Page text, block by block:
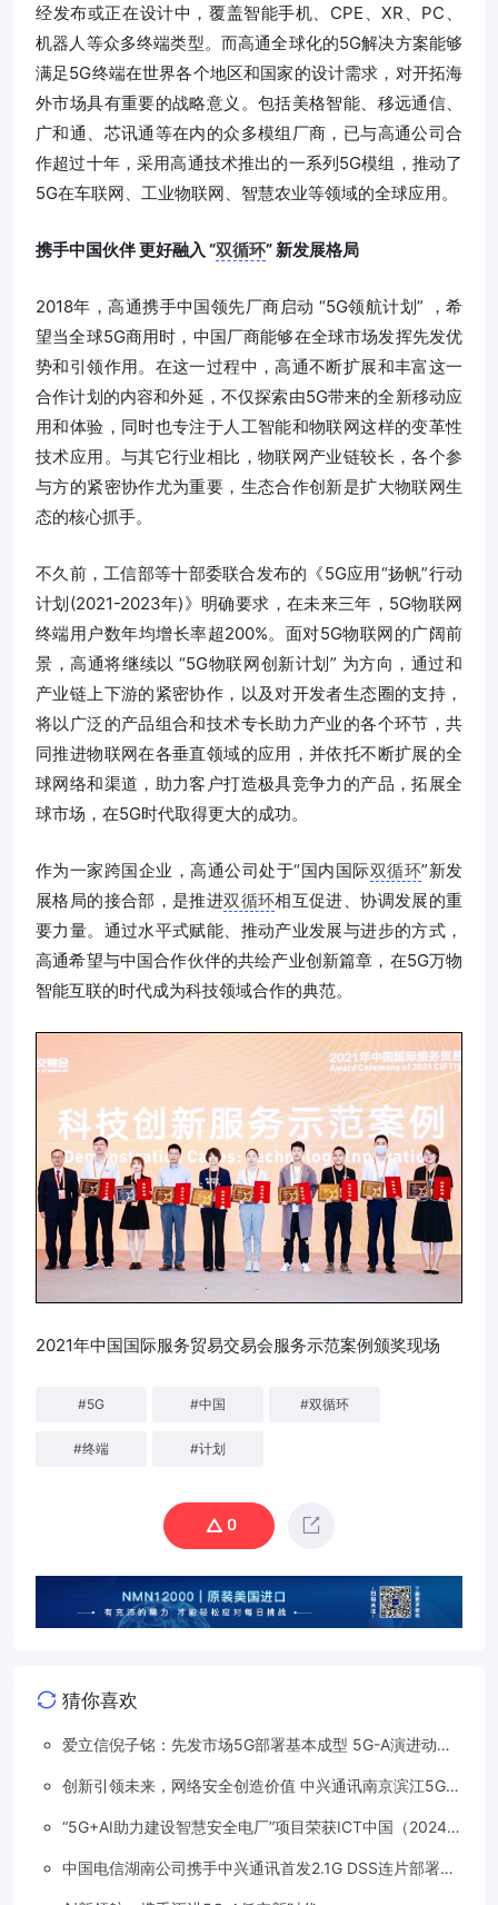
经发布或正在设计中，覆盖智能手机、CPE、XR、PC、
机器人等众多终端类型。而高通全球化的5G解决方案能够
满足5G终端在世界各个地区和国家的设计需求，对开拓海
外市场具有重要的战略意义。包括美格智能、移远通信、
广和通、芯讯通等在内的众多模组厂商，已与高通公司合
作超过十年，采用高通技术推出的一系列5G模组，推动了
5G在车联网、工业物联网、智慧农业等领域的全球应用。
携手中国伙伴 更好融入 “双循环” 新发展格局
2018年，高通携手中国领先厂商启动 “5G领航计划” ，希
望当全球5G商用时，中国厂商能够在全球市场发挥先发优
势和引领作用。在这一过程中，高通不断扩展和丰富这一
合作计划的内容和外延，不仅探索由5G带来的全新移动应
用和体验，同时也专注于人工智能和物联网这样的变革性
技术应用。与其它行业相比，物联网产业链较长，各个参
与方的紧密协作尤为重要，生态合作创新是扩大物联网生
态的核心抓手。
不久前，工信部等十部委联合发布的《5G应用“扬帆”行动
计划(2021-2023年)》明确要求，在未来三年，5G物联网
终端用户数年均增长率超200%。面对5G物联网的广阔前
景，高通将继续以 “5G物联网创新计划” 为方向，通过和
产业链上下游的紧密协作，以及对开发者生态圈的支持，
将以广泛的产品组合和技术专长助力产业的各个环节，共
同推进物联网在各垂直领域的应用，并依托不断扩展的全
球网络和渠道，助力客户打造极具竞争力的产品，拓展全
球市场，在5G时代取得更大的成功。
作为一家跨国企业，高通公司处于“国内国际双循环”新发
展格局的接合部，是推进双循环相互促进、协调发展的重
要力量。通过水平式赋能、推动产业发展与进步的方式，
高通希望与中国合作伙伴的共绘产业创新篇章，在5G万物
智能互联的时代成为科技领域合作的典范。
2021年中国国际服务贸易交易会服务示范案例颁奖现场
#5G #中国 #双循环
#终端 #计划
0
猜你喜欢
爱立信倪子铭：先发市场5G部署基本成型 5G-A演进动能
创新引领未来，网络安全创造价值 中兴通讯南京滨江5G工
“5G+AI助力建设智慧安全电厂”项目荣获ICT中国（2024）
中国电信湖南公司携手中兴通讯首发2.1G DSS连片部署助